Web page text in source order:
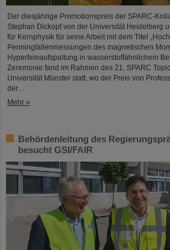
Der diesjährige Promotionspreis der SPARC-
Stephan Dickopf von der Universität Heidelberg
für Kernphysik für seine Arbeit mit dem Titel
Penningfallenmessungen des magnetischen
Hyperfeinaufspaltung in wasserstoffähnlichem
Zeremonie fand im Rahmen des 21. SPARC
Universität Münster statt, wo der Preis von
der…
Mehr »
Behördenleitung des
besucht GSI/FAIR